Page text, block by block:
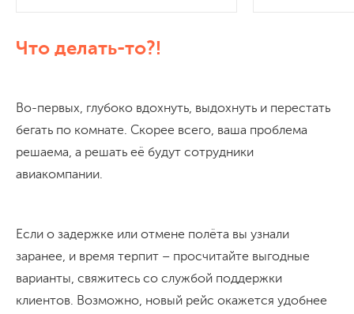
Что делать-то?!
Во-первых, глубоко вдохнуть, выдохнуть и перестать
бегать по комнате. Скорее всего, ваша проблема
решаема, а решать её будут сотрудники
авиакомпании.
Если о задержке или отмене полёта вы узнали
заранее, и время терпит – просчитайте выгодные
варианты, свяжитесь со службой поддержки
клиентов. Возможно, новый рейс окажется удобнее